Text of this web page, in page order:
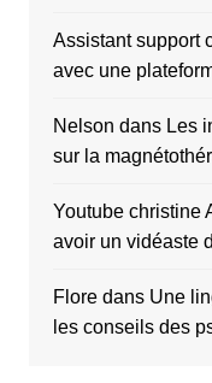
Assistant support
avec une
Nelson dans Les
sur la
Youtube christine
avoir un vidéaste
Floredans Une
les conseils des